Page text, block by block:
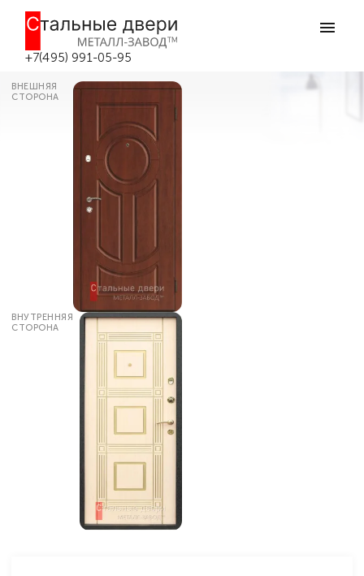
+7(495) 991-05-95
Входная дверь премиум №532 в
Москве
ВНЕШНЯЯ
СТОРОНА
ВНУТРЕННЯЯ
СТОРОНА